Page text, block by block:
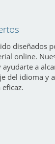
diseñados
online.
a
del idioma y a